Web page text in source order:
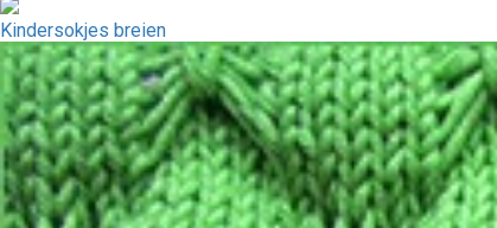
Kindersokjes breien